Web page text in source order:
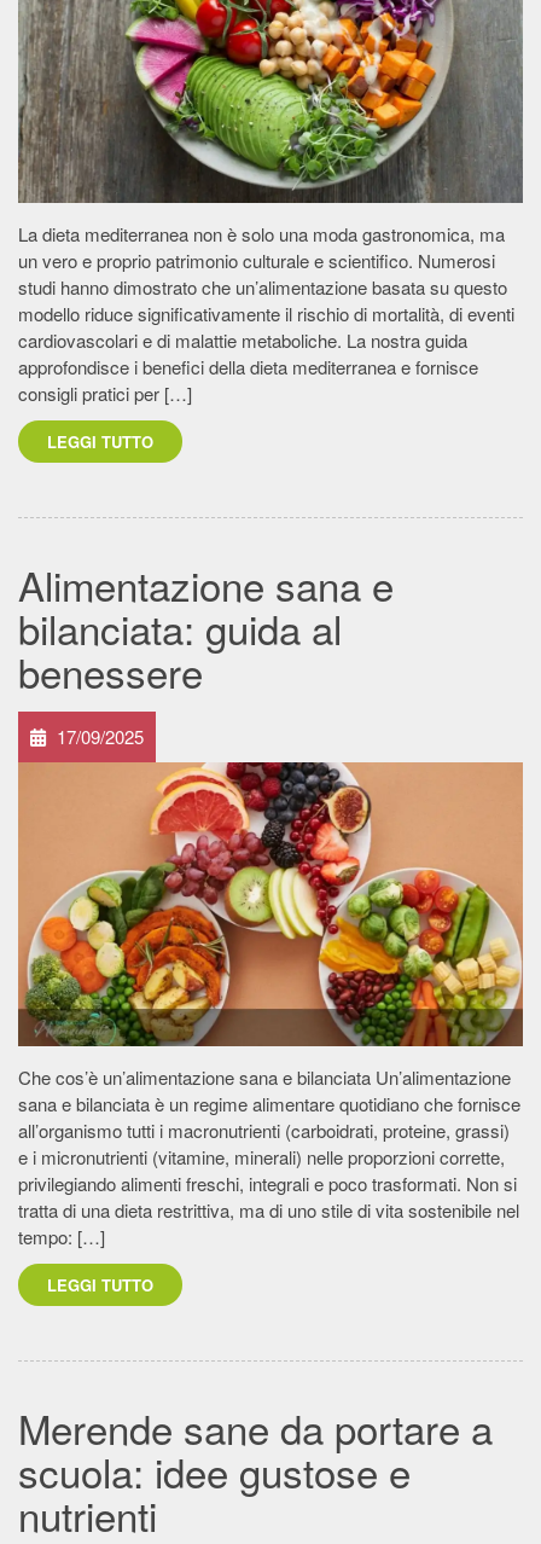
La dieta mediterranea non è solo una moda gastronomica, ma
un vero e proprio patrimonio culturale e scientifico. Numerosi
studi hanno dimostrato che un’alimentazione basata su questo
modello riduce significativamente il rischio di mortalità, di eventi
cardiovascolari e di malattie metaboliche. La nostra guida
approfondisce i benefici della dieta mediterranea e fornisce
consigli pratici per […]
LEGGI TUTTO
Alimentazione sana e
bilanciata: guida al
benessere
17/09/2025
Che cos’è un’alimentazione sana e bilanciata Un’alimentazione
sana e bilanciata è un regime alimentare quotidiano che fornisce
all’organismo tutti i macronutrienti (carboidrati, proteine, grassi)
e i micronutrienti (vitamine, minerali) nelle proporzioni corrette,
privilegiando alimenti freschi, integrali e poco trasformati. Non si
tratta di una dieta restrittiva, ma di uno stile di vita sostenibile nel
tempo: […]
LEGGI TUTTO
Merende sane da portare a
scuola: idee gustose e
nutrienti